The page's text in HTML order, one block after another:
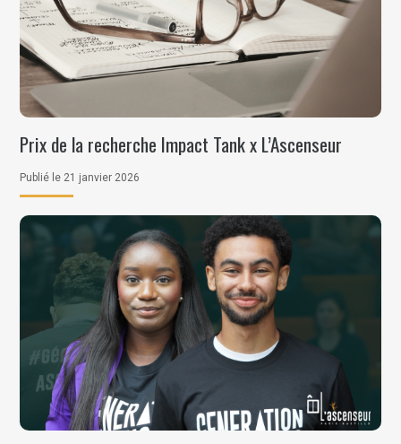
Prix de la recherche Impact Tank x L’Ascenseur
Publié le 21 janvier 2026